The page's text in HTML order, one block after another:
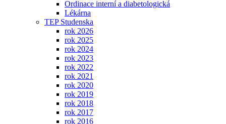
Ordinace interní a diabetologická
Lékárna
TEP Studenska
rok 2026
rok 2025
rok 2024
rok 2023
rok 2022
rok 2021
rok 2020
rok 2019
rok 2018
rok 2017
rok 2016